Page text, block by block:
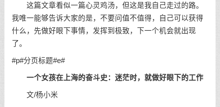
这篇文章看似一篇心灵鸡汤，但这是我自己走过的路。
我唯一能够告诉大家的是，不要问值不值得，自己可以获得
什么，先做好眼下事情，发挥到极致，下一个机会就出现
了。
#p#分页标题#e#
一个女孩在上海的奋斗史：迷茫时，就做好眼下的工作
文/杨小米